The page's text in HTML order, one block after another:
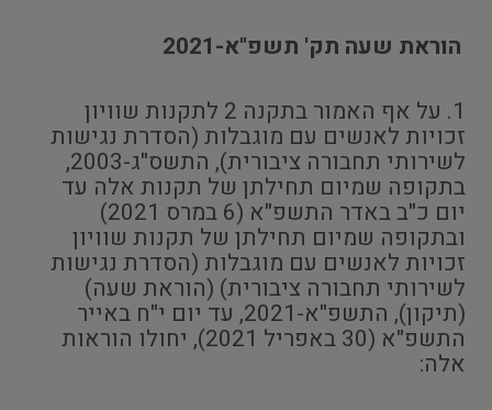
הוראת שעה תק' תשפ"א-2021
1. על אף האמור בתקנה 2 לתקנות שוויון
זכויות לאנשים עם מוגבלות (הסדרת נגישות
לשירותי תחבורה ציבורית), התשס"ג-2003,
בתקופה שמיום תחילתן של תקנות אלה עד
יום כ"ב באדר התשפ"א (6 במרס 2021)
ובתקופה שמיום תחילתן של תקנות שוויון
זכויות לאנשים עם מוגבלות (הסדרת נגישות
לשירותי תחבורה ציבורית) (הוראת שעה)
(תיקון), התשפ"א-2021, עד יום י"ח באייר
התשפ"א (30 באפריל 2021), יחולו הוראות
אלה: